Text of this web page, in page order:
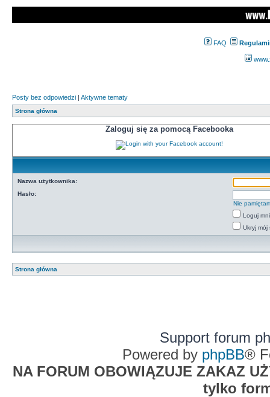
FAQ
Posty bez odpowiedzi | Aktywne tematy
Strona główna
Zaloguj się za pomocą Facebooka
Nazwa użytkownika:
Hasło:
Nie
Loguj
Ukryj mój
Strona główna
Support forum
Powered by phpBB®
NA FORUM OBOWIĄZUJE ZAKAZ
tylko